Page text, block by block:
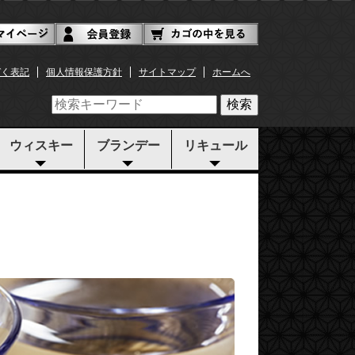
ホームへ
サイトマップ
個人情報保護方針
表記
検索
ウィスキー ブランデー リキュール